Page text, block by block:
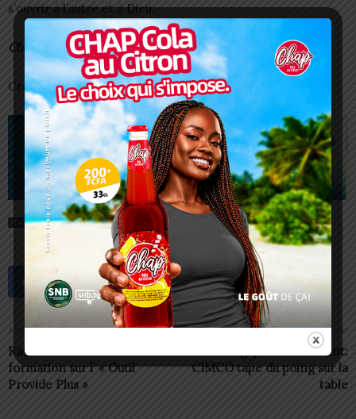
s’ouvrir à l’autre et à Dieu.
Charbel SOSSOUVI
Crédit Photos: Eglise Catholique de Klikamé
TAGS CARÊME FEATURED MERCREDI DES CENDRES TOGO
Article précédent
Kara : l’ATBEF offre une
formation sur l’ « Outil
Provide Plus »
Article suivant
Togo/Prix du ciment:
CIMCO tape du poing sur la
table